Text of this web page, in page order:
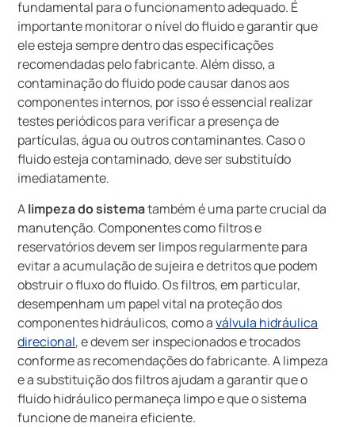
fundamental para o funcionamento adequado. É
importante monitorar o nível do fluido e garantir que
ele esteja sempre dentro das especificações
recomendadas pelo fabricante. Além disso, a
contaminação do fluido pode causar danos aos
componentes internos, por isso é essencial realizar
testes periódicos para verificar a presença de
partículas, água ou outros contaminantes. Caso o
fluido esteja contaminado, deve ser substituído
imediatamente.
Alimpeza do sistematambém é uma parte crucial da
manutenção. Componentes como filtros e
reservatórios devem ser limpos regularmente para
evitar a acumulação de sujeira e detritos que podem
obstruir o fluxo do fluido. Os filtros, em particular,
desempenham um papel vital na proteção dos
componentes hidráulicos, como aválvula hidráulica
direcional, e devem ser inspecionados e trocados
conforme as recomendações do fabricante. A limpeza
e a substituição dos filtros ajudam a garantir que o
fluido hidráulico permaneça limpo e que o sistema
funcione de maneira eficiente.